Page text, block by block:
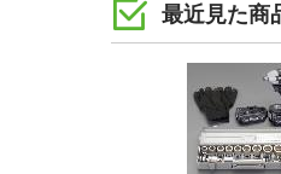
最近見た商